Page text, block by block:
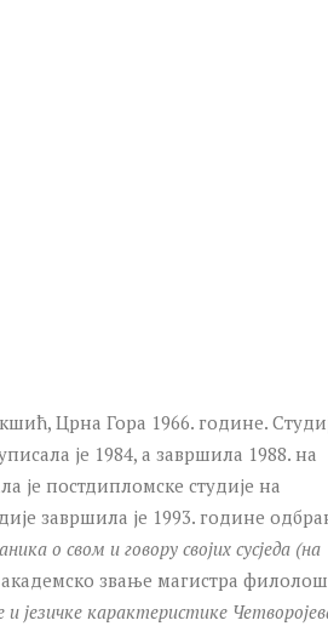
Црна Гора 1966. године.
је 1984, а завршила 1988. на
је постдипломске студије на
завршила је 1993. године
о свом и говору својих сусједа (на
академско звање магистра
језичке карактеристике